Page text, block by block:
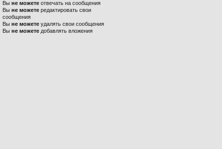
Вы не можете отвечать на сообщения
Вы не можете редактировать свои
сообщения
Вы не можете удалять свои сообщения
Вы не можете добавлять вложения